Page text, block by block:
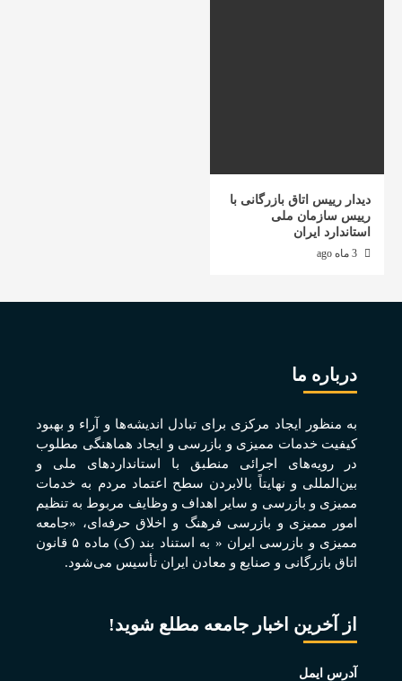
دیدار رییس اتاق بازرگانی با
رییس سازمان ملی
استاندارد ایران
درباره ما
به منظور ايجاد مرکزی برای تبادل انديشه‌ها و آراء و بهبود
کيفيت خدمات مميزی و بازرسی و ايجاد هماهنگی مطلوب
در رويه‌های اجرائی منطبق با استانداردهای ملی و
بين‌المللی و نهايتاً بالابردن سطح اعتماد مردم به خدمات
مميزی و بازرسی و ساير اهداف و وظايف مربوط به تنظيم
امور مميزی و بازرسی فرهنگ و اخلاق حرفه‌ای، «جامعه
مميزی و بازرسی ايران « به استناد بند (ک) ماده ۵ قانون
اتاق بازرگانی و صنايع و معادن ايران تأسيس می‌شود.
از آخرین اخبار جامعه مطلع شوید!
آدرس ایمل